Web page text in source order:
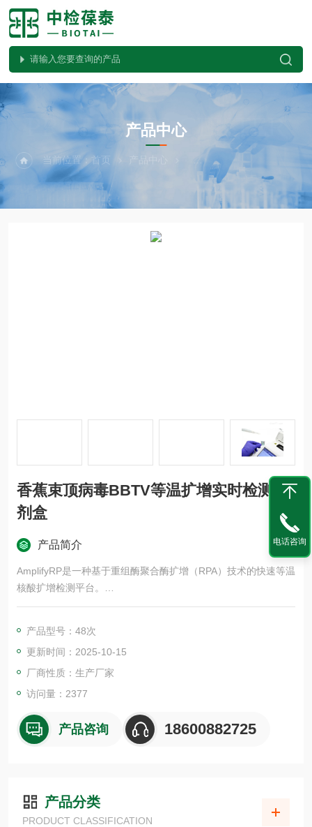
PRODUCTS CENTER
产品中心
当前位置：首页 产品中心 植物病害检测试剂盒系列
香蕉束顶病毒BBTV等温扩增实时检测试
剂盒
产品简介
AmplifyRP是一种基于重组酶聚合酶扩增（RPA）技术的快速等温
核酸扩增检测平台。
AmplifyRP与PCR的检测方法具有相似的灵敏度和特异性，但具
程是在单一工作温度（39°C）下使用便携式热块或荧计完成的。
此外，AmplifyRP不需要任何核酸纯化步骤，可使用简单的提取
缓冲液制备粗样品提取物，便可直接检测。
产品型号：48次
更新时间：2025-10-15
厂商性质：生产厂家
访问量：2377
产品咨询 18600882725
产品分类
PRODUCT CLASSIFICATION
电话咨询